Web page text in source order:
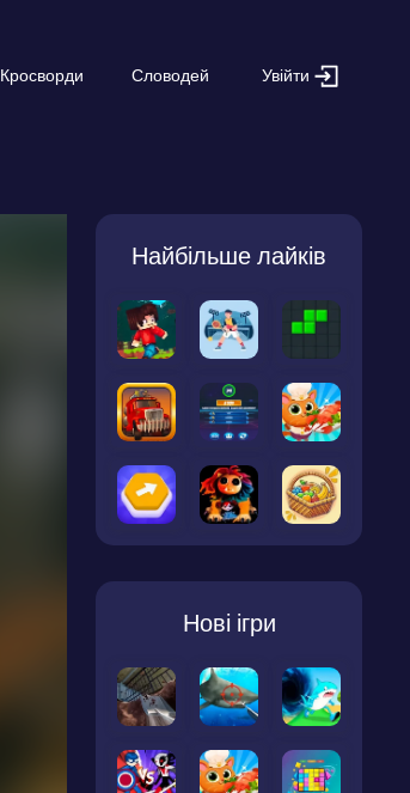
Кросворди Словодей Увійти
Найбільше лайків
Нові ігри